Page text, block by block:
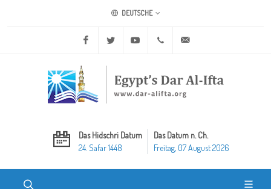
DEUTSCHE
Facebook Twitter Youtube +20 2 25970400
Das Hidschri Datum
24. Safar 1448
Das Datum n. Ch.
Freitag, 07 August 2026